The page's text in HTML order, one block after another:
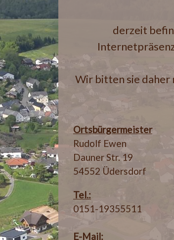
derzeit
Wir bitten sie daher
Ortsbürgermeister
Rudolf Ewen
Dauner Str. 19
54552 Üdersdorf
Tel.:
0151-19355511
E-Mail: